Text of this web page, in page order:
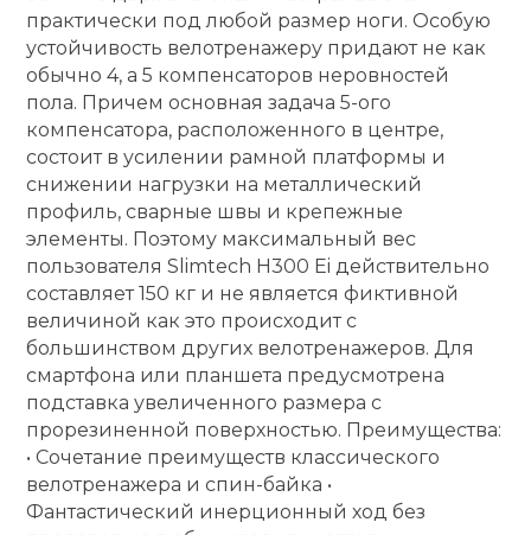
практически под любой размер ноги. Особую
устойчивость велотренажеру придают не как
обычно 4, а 5 компенсаторов неровностей
пола. Причем основная задача 5-ого
компенсатора, расположенного в центре,
состоит в усилении рамной платформы и
снижении нагрузки на металлический
профиль, сварные швы и крепежные
элементы. Поэтому максимальный вес
пользователя Slimtech H300 Ei действительно
составляет 150 кг и не является фиктивной
величиной как это происходит с
большинством других велотренажеров. Для
смартфона или планшета предусмотрена
подставка увеличенного размера с
прорезиненной поверхностью. Преимущества:
• Сочетание преимуществ классического
велотренажера и спин-байка •
Фантастический инерционный ход без